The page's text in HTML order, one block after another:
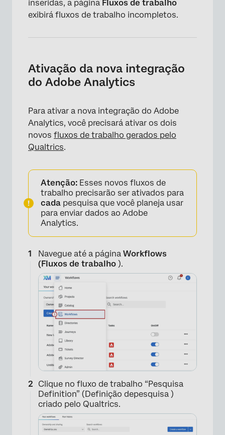
inseridas, a página Fluxos de trabalho
exibirá fluxos de trabalho incompletos.
Ativação da nova integração
do Adobe Analytics
Para ativar a nova integração do Adobe
Analytics, você precisará ativar os dois
novos fluxos de trabalho gerados pelo
Qualtrics.
Atenção: Esses novos fluxos de
trabalho precisarão ser ativados para
cada pesquisa que você planeja usar
para enviar dados ao Adobe
Analytics.
Navegue até a página Workflows
(Fluxos de trabalho ).
Clique no fluxo de trabalho “Pesquisa
Definition” (Definição depesquisa )
criado pelo Qualtrics.